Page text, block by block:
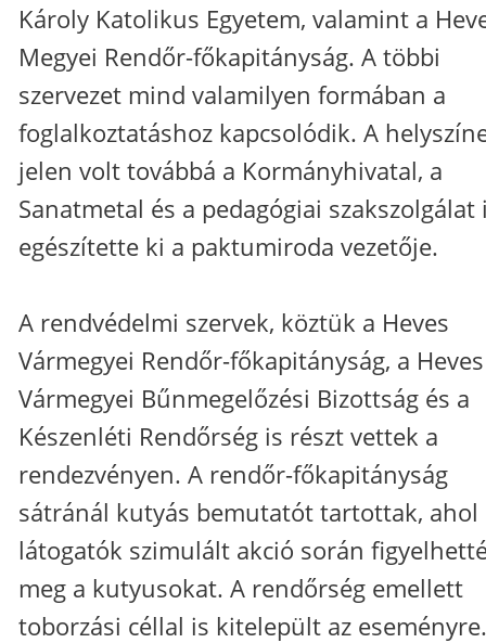
Károly Katolikus Egyetem, valamint a
Megyei Rendőr-főkapitányság. A többi
szervezet mind valamilyen formában a
foglalkoztatáshoz kapcsolódik. A
jelen volt továbbá a Kormányhivatal, a
Sanatmetal és a pedagógiai szakszolgálat
egészítette ki a paktumiroda vezetője.
A rendvédelmi szervek, köztük a Heves
Vármegyei Rendőr-főkapitányság, a Heves
Vármegyei Bűnmegelőzési Bizottság és a
Készenléti Rendőrség is részt vettek a
rendezvényen. A rendőr-főkapitányság
sátránál kutyás bemutatót tartottak, ahol
látogatók szimulált akció során
meg a kutyusokat. A rendőrség emellett
toborzási céllal is kitelepült az eseményre.